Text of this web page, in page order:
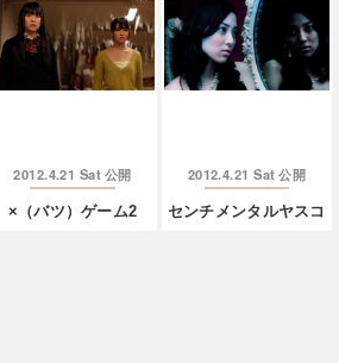
2012.4.21 Sat 公開
×（バツ）ゲーム2
2012.4.21 Sat 公開
センチメンタルヤスコ